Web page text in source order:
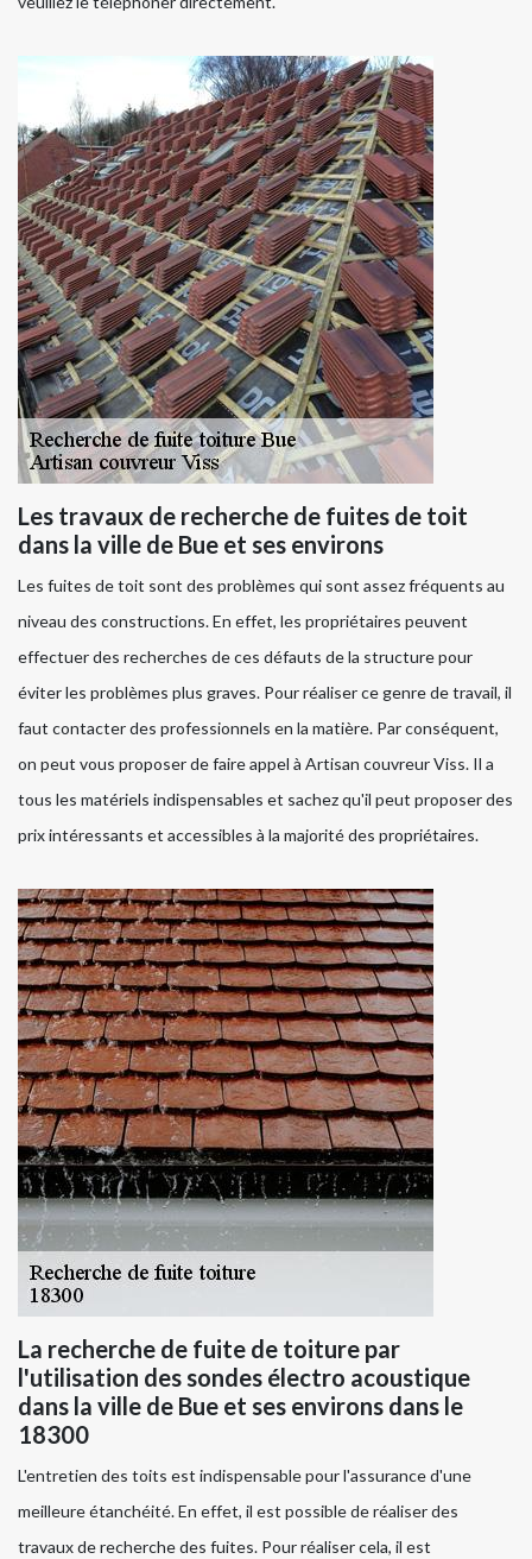
Les travaux de recherche de fuites de toit
dans la ville de Bue et ses environs
Les fuites de toit sont des problèmes qui sont assez fréquents au
niveau des constructions. En effet, les propriétaires peuvent
effectuer des recherches de ces défauts de la structure pour
éviter les problèmes plus graves. Pour réaliser ce genre de travail, il
faut contacter des professionnels en la matière. Par conséquent,
on peut vous proposer de faire appel à Artisan couvreur Viss. Il a
tous les matériels indispensables et sachez qu'il peut proposer des
prix intéressants et accessibles à la majorité des propriétaires.
La recherche de fuite de toiture par
l'utilisation des sondes électro acoustique
dans la ville de Bue et ses environs dans le
18300
L'entretien des toits est indispensable pour l'assurance d'une
meilleure étanchéité. En effet, il est possible de réaliser des
travaux de recherche des fuites. Pour réaliser cela, il est